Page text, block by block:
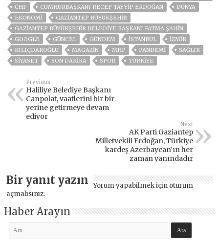
CHP
CUMHURBAŞKANI RECEP TAYYIP ERDOĞAN
DÜNYA
EKONOMİ
GAZİANTEP BÜYÜKŞEHİR
GAZIANTEP BÜYÜKŞEHIR BELEDIYE BAŞKANI FATMA ŞAHIN
GOOGLE
GÜNCEL GÜNDEM ISTANBUL
İZMIR
KILIÇDAROĞLU
MAGAZİN MHP PANDEMİ
SAĞLIK
SİYASET
SON DAKIKA SPOR TÜRKİYE
Previous
Haliliye Belediye Başkanı
Canpolat, vaatlerini bir bir
yerine getirmeye devam
ediyor
Next
AK Parti Gaziantep
Milletvekili Erdoğan, Türkiye
kardeş Azerbaycan’ın her
zaman yanındadır
Bir yanıt yazın Yorum yapabilmek için oturum
açmalısınız.
Haber Arayın